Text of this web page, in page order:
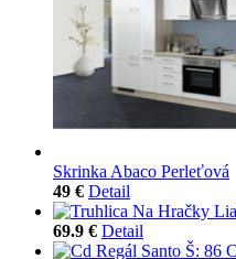
Skrinka Abaco Perleťová
49 € Detail
69.9 € Detail